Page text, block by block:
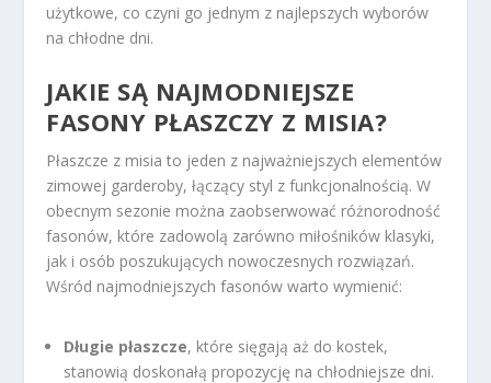
użytkowe, co czyni go jednym z najlepszych wyborów
na chłodne dni.
JAKIE SĄ NAJMODNIEJSZE
FASONY PŁASZCZY Z MISIA?
Płaszcze z misia to jeden z najważniejszych elementów
zimowej garderoby, łączący styl z funkcjonalnością. W
obecnym sezonie można zaobserwować różnorodność
fasonów, które zadowolą zarówno miłośników klasyki,
jak i osób poszukujących nowoczesnych rozwiązań.
Wśród najmodniejszych fasonów warto wymienić:
Długie płaszcze, które sięgają aż do kostek,
stanowią doskonałą propozycję na chłodniejsze dni.